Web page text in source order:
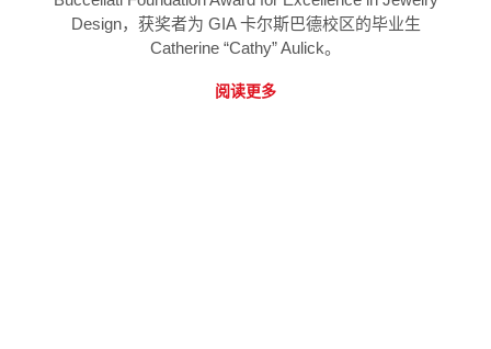
Design，获奖者为 GIA 卡尔斯巴德校区的毕业生
Catherine “Cathy” Aulick。
阅读更多